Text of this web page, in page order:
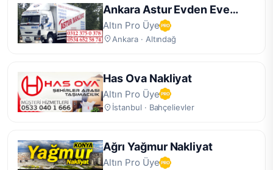
Ankara Astur Evden Eve
Nakliyat
Altın Pro Üye
Ankara · Altındağ
Has Ova Nakliyat
Altın Pro Üye
İstanbul · Bahçelievler
Ağrı Yağmur Nakliyat
Altın Pro Üye